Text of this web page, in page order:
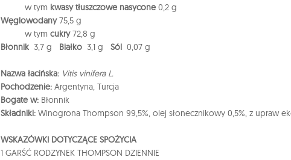
w tym kwasy tłuszczowe nasycone 0,2 g
Węglowodany75,5 g
w tym cukry72,8 g
Błonnik 3,7 g Białko 3,1 g Sól 0,07 g
Nazwa łacińska: Vitis vinifera L.
Pochodzenie: Argentyna, Turcja
Bogate w: Błonnik
Składniki: Winogrona Thompson 99,5%, olej słonecznikowy 0,5%, z upraw
WSKAZÓWKI DOTYCZĄCE SPOŻYCIA
1 GARŚĆ RODZYNEK THOMPSON DZIENNIE